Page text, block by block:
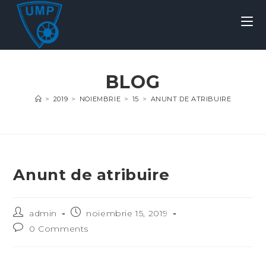
BLOG
> 2019 > NOIEMBRIE > 15 > ANUNT DE ATRIBUIRE
Anunt de atribuire
admin
noiembrie 15, 2019
0 Comments